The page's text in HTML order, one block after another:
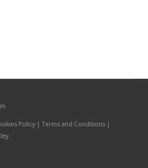
Policy | Terms and Conditions |